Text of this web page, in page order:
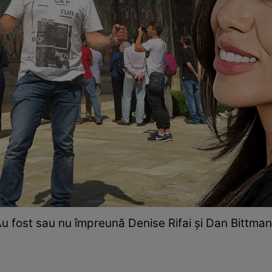
fost sau nu împreună Denise Rifai și Dan